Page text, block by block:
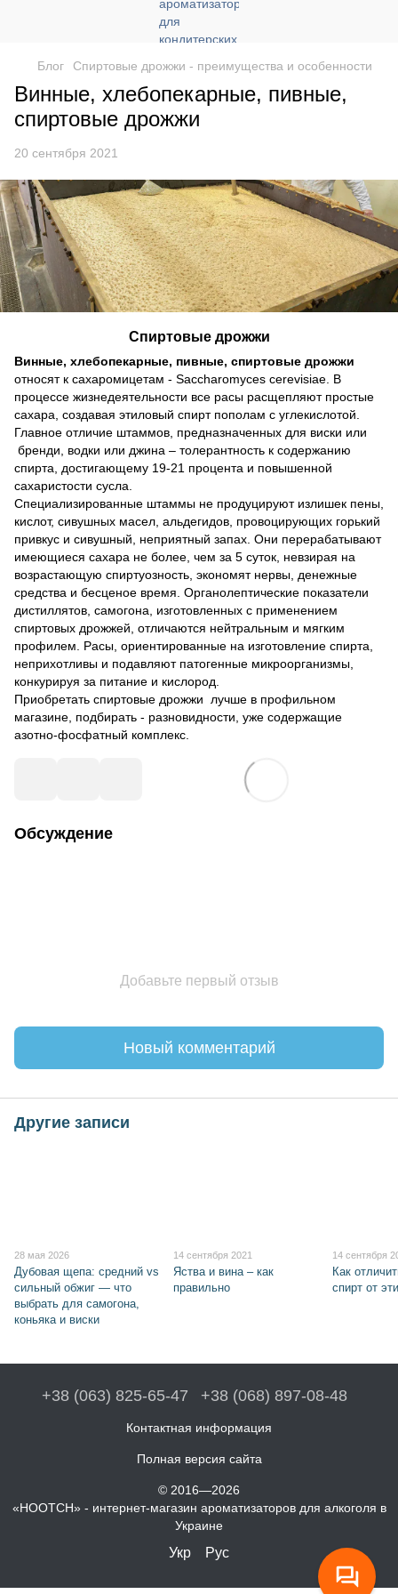
Блог Спиртовые дрожжи - преимущества и особенности
Винные, хлебопекарные, пивные,
спиртовые дрожжи
20 сентября 2021
Спиртовые дрожжи
Винные, хлебопекарные, пивные, спиртовые дрожжи
относят к сахаромицетам - Saccharomyces cerevisiae. В
процессе жизнедеятельности все расы расщепляют простые
сахара, создавая этиловый спирт пополам с углекислотой.
Главное отличие штаммов, предназначенных для виски или
бренди, водки или джина – толерантность к содержанию
спирта, достигающему 19-21 процента и повышенной
сахаристости сусла.
Специализированные штаммы не продуцируют излишек пены,
кислот, сивушных масел, альдегидов, провоцирующих горький
привкус и сивушный, неприятный запах. Они перерабатывают
имеющиеся сахара не более, чем за 5 суток, невзирая на
возрастающую спиртуозность, экономят нервы, денежные
средства и бесценое время. Органолептические показатели
дистиллятов, самогона, изготовленных с применением
спиртовых дрожжей, отличаются нейтральным и мягким
профилем. Расы, ориентированные на изготовление спирта,
неприхотливы и подавляют патогенные микроорганизмы,
конкурируя за питание и кислород.
Приобретать спиртовые дрожжи лучше в профильном
магазине, подбирать - разновидности, уже содержащие
азотно-фосфатный комплекс.
Обсуждение
Добавьте первый отзыв
Новый комментарий
Другие записи
28 мая 2026
Дубовая щепа: средний vs
сильный обжиг — что
выбрать для самогона,
коньяка и виски
14 сентября 2021
Яства и вина – как
правильно
14 сентября
Как
спирт от
+38 (063) 825-65-47 +38 (068) 897-08-48
Контактная информация
Полная версия сайта
© 2016—2026
«HOOTCH» - интернет-магазин ароматизаторов для алкоголя в
Украине
Укр Рус